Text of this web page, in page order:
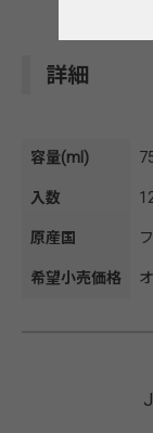
詳細
容量(ml)
入数
原産国
希望小売価格